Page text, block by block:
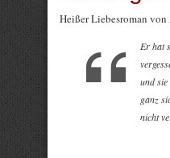
Heißer Liebesroman
Er hat
und
ganz
nicht